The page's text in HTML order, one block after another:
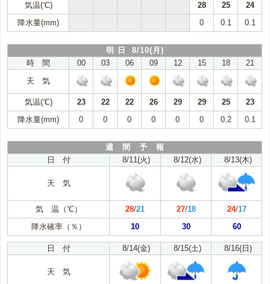
気温(℃) 28 25
24
降水量(mm)
0 0.1 0.1
明 日 8/10(月)
時 間
00 03 06 09 12 15 18
21
天 気
気温(℃) 23 22 22 26 29 29 25
23
降水量(mm)
0 0 0 0 0 0 0.2 0.1
週 間 予 報
日 付
8/11(火) 8/12(水) 8/13(木)
天 気
気 温（℃） 28/21 27/18 24/17
降水確率（％）
10 30 60
日 付 8/14(金) 8/15(土) 8/16(日)
天 気